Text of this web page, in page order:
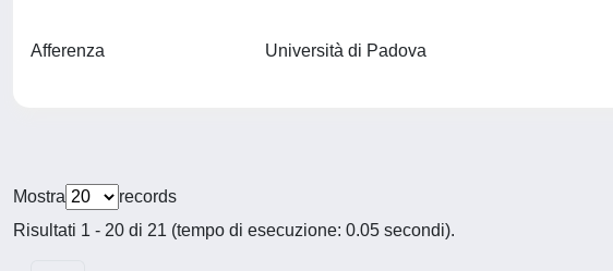
Afferenza Università di Padova
Mostra
records
Risultati 1 - 20 di 21 (tempo di esecuzione: 0.05 secondi).